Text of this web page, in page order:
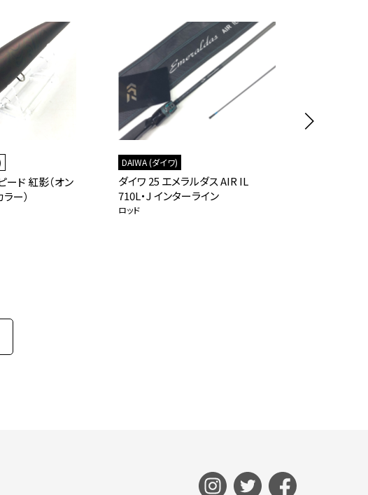
ード 紅影（オン
ー）
DAIWA (ダイワ)
ダイワ 25 エメラルダス AIR IL
710L・J インターライン
ロッド